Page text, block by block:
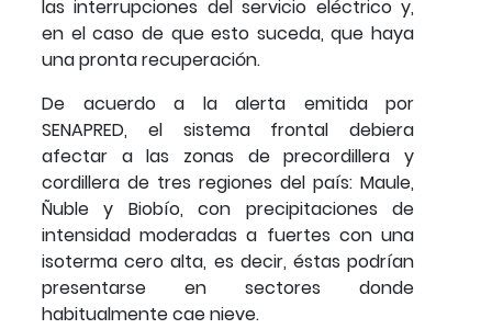
las interrupciones del servicio eléctrico y,
en el caso de que esto suceda, que haya
una pronta recuperación.
De acuerdo a la alerta emitida por
SENAPRED, el sistema frontal debiera
afectar a las zonas de precordillera y
cordillera de tres regiones del país: Maule,
Ñuble y Biobío, con precipitaciones de
intensidad moderadas a fuertes con una
isoterma cero alta, es decir, éstas podrían
presentarse en sectores donde
habitualmente cae nieve.